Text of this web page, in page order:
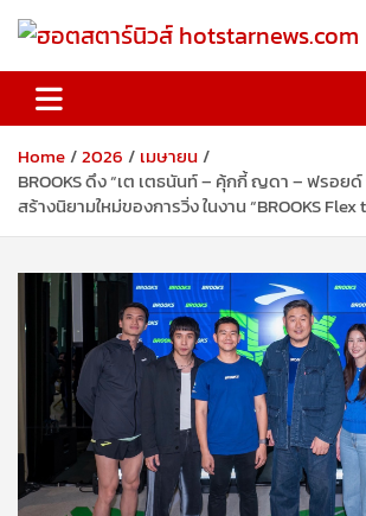
ฮอตสตาร์นิวส์
Home 2026
เมษายน
BROOKS ดึง “เต เตธนันท์ – คุ้กกี้ ญดา – ฟรอ
สร้างนิยามใหม่ของการวิ่ง ในงาน “BROOKS